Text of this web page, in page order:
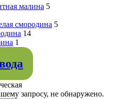
малина 5
смородина 5
14
1
запросу, не обнаружено.